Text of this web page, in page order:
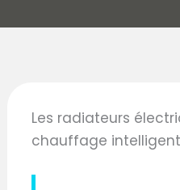
Les radiateurs
chauffage